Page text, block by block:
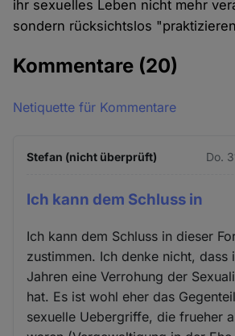
ihr sexuelles Leben nicht mehr
sondern rücksichtslos
Kommentare (20)
Netiquette für Kommentare
Stefan (nicht überprüft) Do.
Ich kann dem Schluss in
Ich kann dem Schluss in dieser
zustimmen. Ich denke nicht, dass
Jahren eine Verrohung der
hat. Es ist wohl eher das
sexuelle Uebergriffe, die frueher